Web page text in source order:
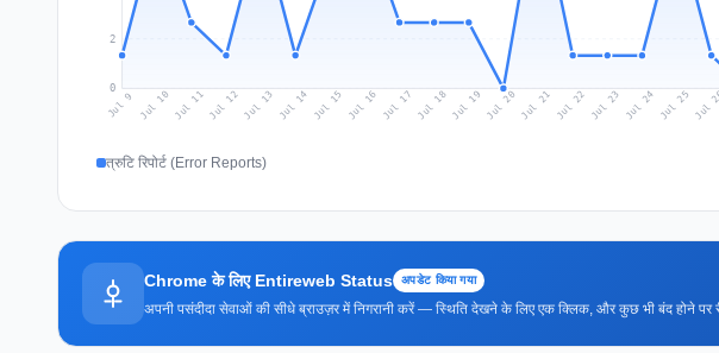
0
2
Jul 9 Jul 10 Jul 11Jul 12Jul 13 Jul 14 Jul 15 Jul 16 Jul 17 Jul 18Jul 19 Jul 20 Jul 21 Jul 22 Jul 23 Jul 24 Jul 25 Jul
त्रुटि रिपोर्ट (Error Reports)
Chrome के लिए Entireweb Status अपडेट किया गया
अपनी पसंदीदा सेवाओं की सीधे ब्राउज़र में निगरानी करें — स्थिति देखने के लिए एक क्लिक, और कुछ भी बंद होने पर